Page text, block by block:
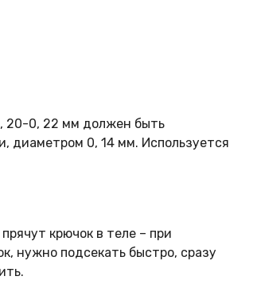
20-0, 22 мм должен быть
диаметром 0, 14 мм. Используется
крючок в теле – при
нужно подсекать быстро, сразу